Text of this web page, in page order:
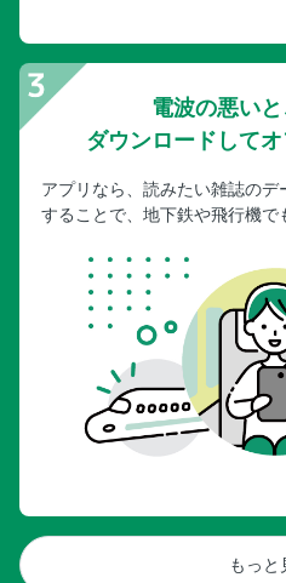
電波の悪いと
ダウンロードして
アプリなら、読みたい雑誌の
することで、地下鉄や飛行機で
もっと